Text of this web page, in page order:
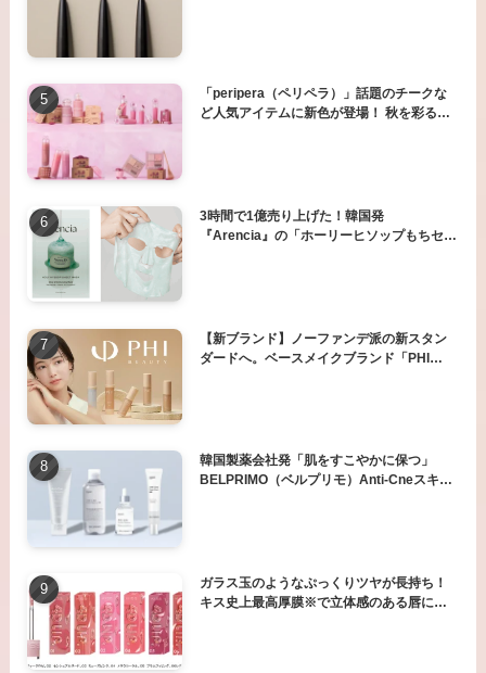
「peripera（ペリペラ）」話題のチークな
ど人気アイテムに新色が登場！ 秋を彩る
3時間で1億売り上げた！韓国発
『Arencia』の「ホーリーヒソップもちセラ
【新ブランド】ノーファンデ派の新スタン
ダードへ。ベースメイクブランド「PHI
韓国製薬会社発「肌をすこやかに保つ」
BELPRIMO（ベルプリモ）Anti-Cneスキン
ガラス玉のようなぷっくりツヤが長持ち！
キス史上最高厚膜※で立体感のある唇に衝